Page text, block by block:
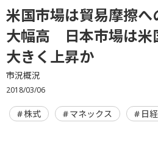
米国市場は貿易摩擦へ
大幅高 日本市場は米
大きく上昇か
市況概況
2018/03/06
株式 マネックス 日